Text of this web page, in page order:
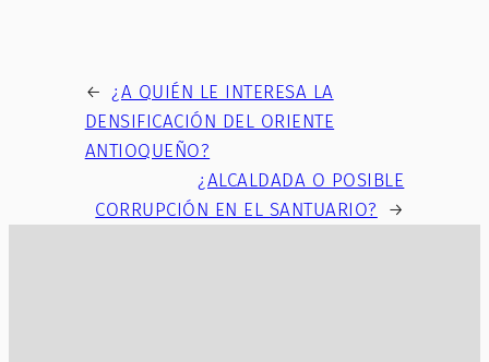
← ¿A QUIÉN LE INTERESA LA
DENSIFICACIÓN DEL ORIENTE
ANTIOQUEÑO?
¿ALCALDADA O POSIBLE
CORRUPCIÓN EN EL SANTUARIO?
→